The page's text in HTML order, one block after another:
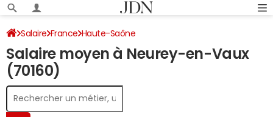
Salaire France Haute-Saône
Salaire moyen à Neurey-en-Vaux
(70160)